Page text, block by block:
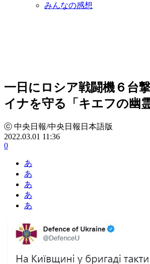
みんなの感想
一日にロシア戦闘機６台
イナを守る「キエフの幽
ⓒ 中央日報/中央日報日本語版
2022.03.01 11:36
0
あ
あ
あ
あ
あ